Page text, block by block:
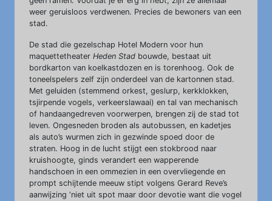
weer geruisloos verdwenen. Precies de bewoners van een
stad.
De stad die gezelschap Hotel Modern voor hun
maquettetheater Heden Stad bouwde, bestaat uit
bordkarton van koelkastdozen en is torenhoog. Ook de
toneelspelers zelf zijn onderdeel van de kartonnen stad.
Met geluiden (stemmend orkest, geslurp, kerkklokken,
tsjirpende vogels, verkeerslawaai) en tal van mechanisch
of handaangedreven voorwerpen, brengen zij de stad tot
leven. Ongesneden broden als autobussen, en kadetjes
als auto’s wurmen zich in gezwinde spoed door de
straten. Hoog in de lucht stijgt een stokbrood naar
kruishoogte, ginds verandert een wapperende
handschoen in een ommezien in een overvliegende en
prompt schijtende meeuw stipt volgens Gerard Reve’s
aanwijzing ‘niet uit spot maar door devotie want die vogel